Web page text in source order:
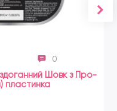
0
Шовк з Про-
пластинка